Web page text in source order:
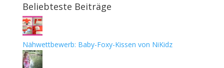
Beliebteste Beiträge
Nähwettbewerb: Baby-Foxy-Kissen von NiKidz